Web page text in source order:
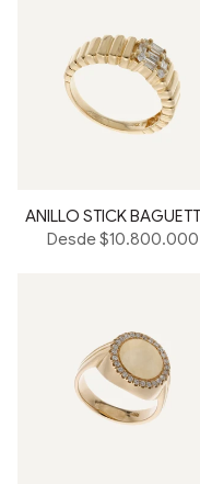
ANILLO STICK
Desde $10.800.000